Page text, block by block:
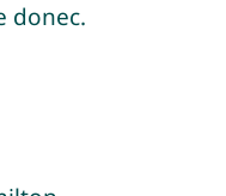
donec.